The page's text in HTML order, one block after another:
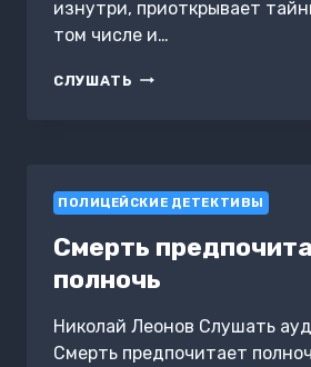
изнутри, приоткрывает
том числе и…
СЛУШАТЬ СКРЫТЫЕ
РАССКАЗЫ
ЖИЗНИ
ПОЛИЦЕЙСКИЕ ДЕТЕКТИВЫ
Смерть
полночь
Николай Леонов Слушать
Смерть предпочитает